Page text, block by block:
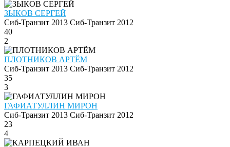
ЗЫКОВ СЕРГЕЙ
Сиб-Транзит 2013 Сиб-Транзит 2012
40
2
ПЛОТНИКОВ АРТЁМ
Сиб-Транзит 2013 Сиб-Транзит 2012
35
3
ГАФИАТУЛЛИН МИРОН
Сиб-Транзит 2013 Сиб-Транзит 2012
23
4